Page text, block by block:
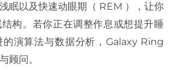
眠以及快速动眼期（ REM ），让你
构。若你正在调整作息或想提升睡
的演算法与数据分析，Galaxy Ring
顾问。